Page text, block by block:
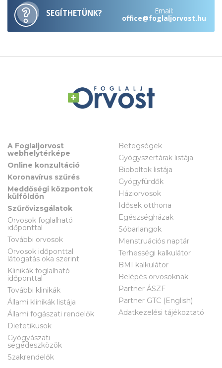
SEGÍTHETÜNK? Email:
office@foglaljorvost.hu
A Foglaljorvost
webhelytérképe
Online konzultáció
Koronavírus szűrés
Meddőségi központok
külföldön
Szűrővizsgálatok
Orvosok foglalható
időponttal
További orvosok
Orvosok időponttal
látogatás oka szerint
Klinikák foglalható
időponttal
További klinikák
Állami klinikák listája
Állami fogászati rendelők
Dietetikusok
Gyógyászati
segédeszközök
Szakrendelők
Betegségek
Gyógyszertárak listája
Bioboltok listája
Gyógyfürdők
Háziorvosok
Idősek otthona
Egészségházak
Sóbarlangok
Menstruációs naptár
Terhességi kalkulátor
BMI kalkulátor
Belépés orvosoknak
Partner ÁSZF
Partner GTC (English)
Adatkezelési tájékoztató